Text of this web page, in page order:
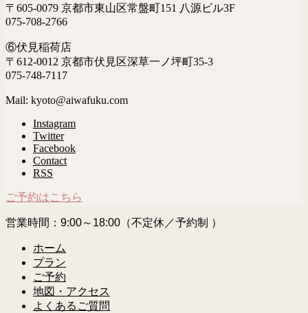
〒605-0079 京都市東山区常盤町151 八源ビル3F
075-708-2766
⑥伏見稲荷店
〒612-0012 京都市伏見区深草一ノ坪町35-3
075-748-7117
Mail: kyoto@aiwafuku.com
Instagram
Twitter
Facebook
Contact
RSS
ご予約はこちら
営業時間：9:00～18:00（不定休／予約制 ）
ホーム
プラン
ご予約
地図・アクセス
よくあるご質問